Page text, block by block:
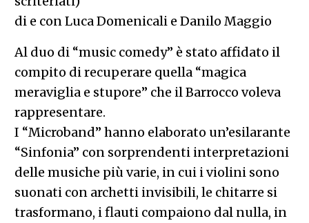
di e con Luca Domenicali e Danilo Maggio
Al duo di “music comedy” è stato affidato il
compito di recuperare quella “magica
meraviglia e stupore” che il Barrocco voleva
rappresentare.
I “Microband” hanno elaborato un’esilarante
“Sinfonia” con sorprendenti interpretazioni
delle musiche più varie, in cui i violini sono
suonati con archetti invisibili, le chitarre si
trasformano, i flauti compaiono dal nulla, in